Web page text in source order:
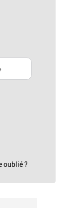
oublié ?